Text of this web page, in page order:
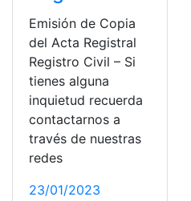
Emisión de Copia
del Acta Registral
Registro Civil – Si
tienes alguna
inquietud recuerda
contactarnos a
través de nuestras
redes
23/01/2023